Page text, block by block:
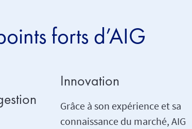
forts d’AIG
Innovation
Grâce à son expérience et sa
connaissance du marché, AIG